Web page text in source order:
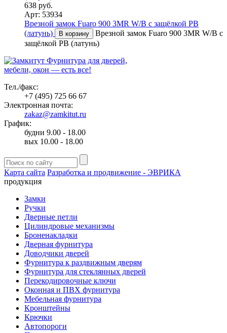
638 руб.
Арт: 53934
Врезной замок Fuaro 900 3MR W/B с защёлкой PB
(латунь)
В корзину
Врезной замок Fuaro 900 3MR W/B с
защёлкой PB (латунь)
Фурнитура для дверей,
мебели, окон — есть все!
Тел./факс:
+7 (495) 725 66 67
Электронная почта:
zakaz@zamkitut.ru
График:
будни 9.00 - 18.00
вых 10.00 - 18.00
Карта сайта Разработка и продвижение - ЭВРИКА
продукция
Замки
Ручки
Дверные петли
Цилиндровые механизмы
Броненакладки
Дверная фурнитура
Доводчики дверей
Фурнитура к раздвижным дверям
Фурнитура для стеклянных дверей
Перекодировочные ключи
Оконная и ПВХ фурнитура
Мебельная фурнитура
Кронштейны
Крючки
Автопороги